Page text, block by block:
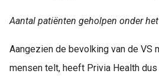
Aantal patiënten geholpen onder
Aangezien de bevolking van de VS
mensen telt, heeft Privia Health